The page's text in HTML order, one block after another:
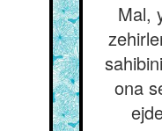
Mal,
ona